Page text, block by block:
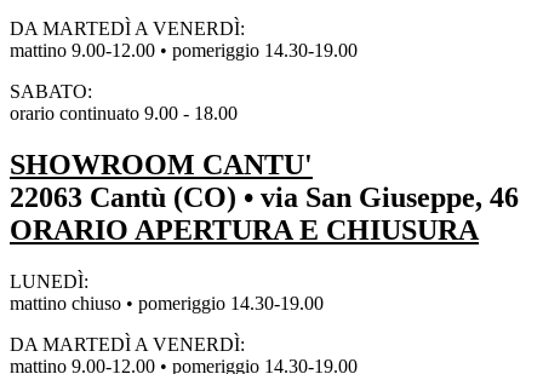
DA MARTEDÌ A VENERDÌ:
mattino 9.00-12.00 • pomeriggio 14.30-19.00
SABATO:
orario continuato 9.00 - 18.00
SHOWROOM CANTU'
22063 Cantù (CO) • via San Giuseppe, 46
ORARIO APERTURA E CHIUSURA
LUNEDÌ:
mattino chiuso • pomeriggio 14.30-19.00
DA MARTEDÌ A VENERDÌ:
mattino 9.00-12.00 • pomeriggio 14.30-19.00